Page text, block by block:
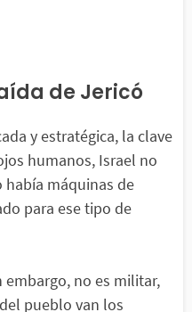
de Jericó
y estratégica, la clave
humanos, Israel no
máquinas de
para ese tipo de
embargo, no es militar,
pueblo van los